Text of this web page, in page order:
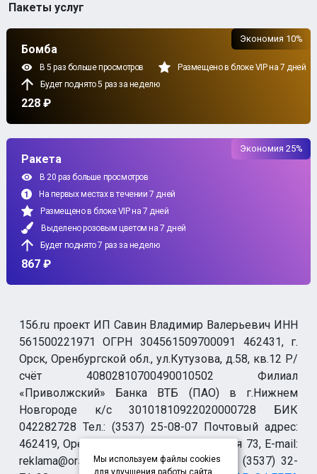
Пакеты услуг
Бомба
В 5 раз больше просмотров
Размещено в блоке VIP на 7 дней
Будет поднято 5 раз за неделю
228 ₽
Экономия 10%
Ракета
В 20 раз больше просмотров
На первых местах в течении 7 дней
Размещено в блоке VIP на 7 дней
Выделено розовым цветом на 7 дней
Будет поднято 7 раз за неделю
867 ₽
Экономия 25%
156.ru проект ИП Савин Владимир Валерьевич ИНН
561500221971 ОГРН 304561509700091 462431, г.
Орск, Оренбургской обл., ул.Кутузова, д.58, кв.12 Р/
счёт 40802810700490010502 Филиал
«Приволжский» Банка ВТБ (ПАО) в г.Нижнем
Новгороде к/с 30101810922020000728 БИК
042282728 Тел.: (3537) 25-08-07 Почтовый адрес:
462419, Оренбургская обл., г. Орск-19 а/я 73, E-mail:
reklama@orsk.ru ТЕЛЕФОН МОДЕРАЦИИ (3537) 32-
Мы используем файлы cookies
для улучшения работы сайта.